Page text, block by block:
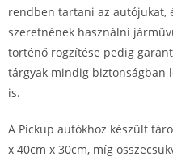
rendben tartani az autójukat,
szeretnének használni
történő rögzítése pedig
tárgyak mindig biztonságban
is.
A Pickup autókhoz készült
x 40cm x 30cm, míg